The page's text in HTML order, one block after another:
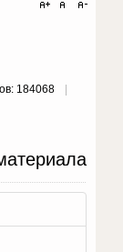
184068